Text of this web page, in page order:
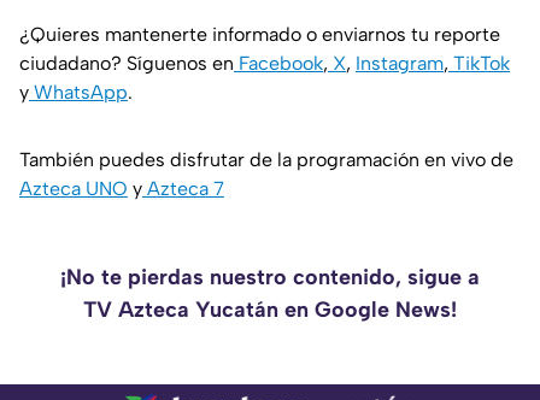
¿Quieres mantenerte informado o enviarnos tu reporte
ciudadano? Síguenos en Facebook, X, Instagram, TikTok
y WhatsApp.
También puedes disfrutar de la programación en vivo de
Azteca UNO y Azteca 7
¡No te pierdas nuestro contenido, sigue a
TV Azteca Yucatán en Google News!